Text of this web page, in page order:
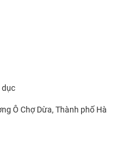
dục
Ô Chợ Dừa, Thành phố Hà